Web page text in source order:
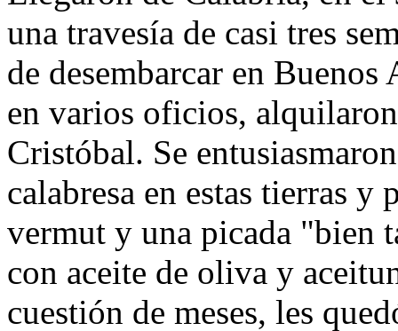
una travesía de casi tres
de desembarcar en
en varios oficios,
Cristóbal. Se
calabresa en estas tierras y
vermut y una picada "bien
con aceite de oliva y
cuestión de meses, les